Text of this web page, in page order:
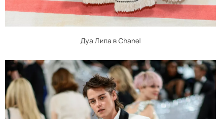
Дуа Липа в Chanel